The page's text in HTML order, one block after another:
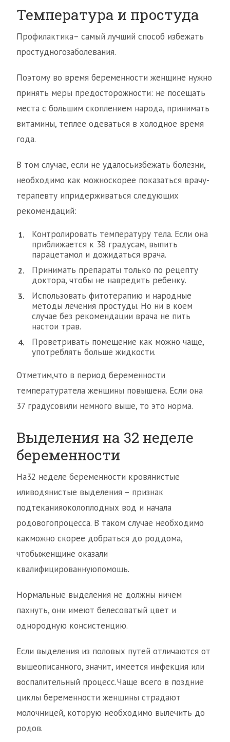
Температура и простуда
Профилактика– самый лучший способ избежать
простудногозаболевания.
Поэтому во время беременности женщине нужно
принять меры предосторожности: не посещать
места с большим скоплением народа, принимать
витамины, теплее одеваться в холодное время
года.
В том случае, если не удалосьизбежать болезни,
необходимо как можноскорее показаться врачу-
терапевту ипридерживаться следующих
рекомендаций:
Контролировать температуру тела. Если она
приближается к 38 градусам, выпить
парацетамол и дожидаться врача.
Принимать препараты только по рецепту
доктора, чтобы не навредить ребенку.
Использовать фитотерапию и народные
методы лечения простуды. Но ни в коем
случае без рекомендации врача не пить
настои трав.
Проветривать помещение как можно чаще,
употреблять больше жидкости.
Отметим,что в период беременности
температуратела женщины повышена. Если она
37 градусовили немного выше, то это норма.
Выделения на 32 неделе
беременности
На32 неделе беременности кровянистые
иливодянистые выделения – признак
подтеканияоколоплодных вод и начала
родовогопроцесса. В таком случае необходимо
какможно скорее добраться до роддома,
чтобыженщине оказали
квалифицированнуюпомощь.
Нормальные выделения не должны ничем
пахнуть, они имеют белесоватый цвет и
однородную консистенцию.
Если выделения из половых путей отличаются от
вышеописанного, значит, имеется инфекция или
воспалительный процесс.Чаще всего в поздние
циклы беременности женщины страдают
молочницей, которую необходимо вылечить до
родов.